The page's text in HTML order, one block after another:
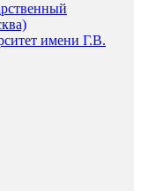
имени Г.В.